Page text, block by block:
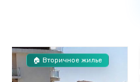
🏠 Вторичное жилье